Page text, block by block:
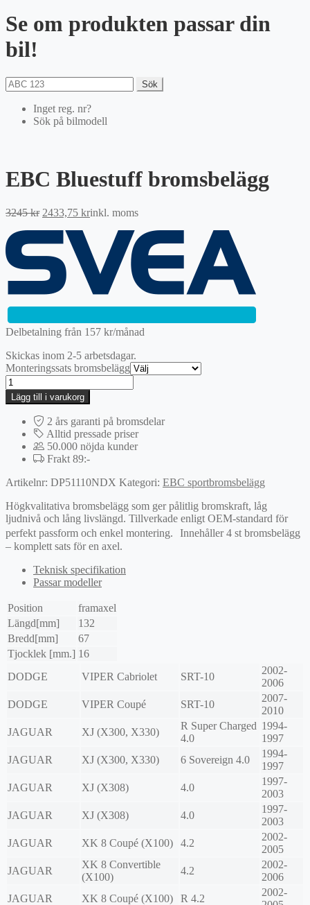
Se om produkten passar din
bil!
Sök
Inget reg. nr?
Sök på bilmodell
EBC Bluestuff bromsbelägg
3245kr Det
3245 kr.
2433,75 krDet
är:
2433,75 kr.
inkl. moms
Delbetalning från 157 kr/månad
Skickas inom 2-5 arbetsdagar.
Monteringssats bromsbelägg
EBC
Bluestuff
bromsbelägg
mängd
Lägg till i varukorg
2 års garanti på bromsdelar
Alltid pressade priser
50.000 nöjda kunder
Frakt 89:-
Artikelnr: DP51110NDX Kategori: EBC sportbromsbelägg
Högkvalitativa bromsbelägg som ger pålitlig bromskraft, låg
ljudnivå och lång livslängd. Tillverkade enligt OEM-standard för
perfekt passform och enkel montering. Innehåller 4 st bromsbelägg
– komplett sats för en axel.
Teknisk specifikation
Passar modeller
Position
framaxel
Längd[mm]
132
Bredd[mm]
67
Tjocklek [mm.] 16
DODGE
VIPER Cabriolet SRT-10
2002-
2006
DODGE
VIPER Coupé SRT-10
2007-
2010
JAGUAR
XJ (X300, X330)
R Super Charged
4.0
1994-
1997
JAGUAR
XJ (X300, X330) 6 Sovereign 4.0
1994-
1997
JAGUAR
XJ (X308) 4.0
1997-
2003
JAGUAR
XJ (X308) 4.0
1997-
2003
JAGUAR
XK 8 Coupé (X100) 4.2
2002-
2005
JAGUAR
XK 8 Convertible
(X100)
4.2
2002-
2006
JAGUAR
XK 8 Coupé (X100) R 4.2
2002-